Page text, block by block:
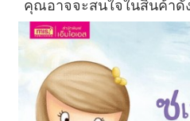
คุณอาจจะสนใจในสินค้าดั